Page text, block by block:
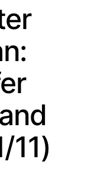
11)